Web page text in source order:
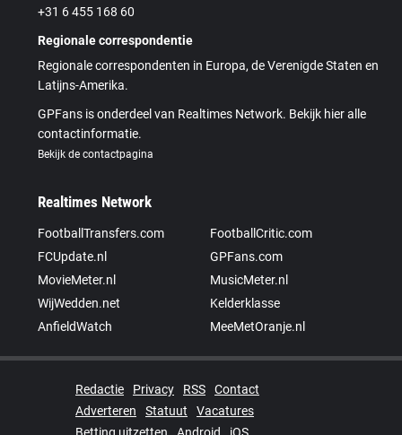
+31 6 455 168 60
Regionale correspondentie
Regionale correspondenten in Europa, de Verenigde Staten en
Latijns-Amerika.
GPFans is onderdeel van Realtimes Network. Bekijk hier alle
contactinformatie.
Bekijk de contactpagina
Realtimes Network
FootballTransfers.com
FootballCritic.com
FCUpdate.nl
GPFans.com
MovieMeter.nl
MusicMeter.nl
WijWedden.net
Kelderklasse
AnfieldWatch
MeeMetOranje.nl
Redactie Privacy RSS
Contact
Adverteren
Statuut
Vacatures
Betting uitzetten
Android iOS